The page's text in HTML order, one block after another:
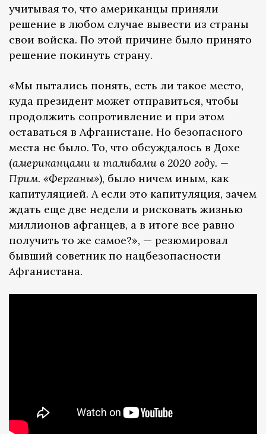
учитывая то, что американцы приняли
решение в любом случае вывести из страны
свои войска. По этой причине было принято
решение покинуть страну.
«Мы пытались понять, есть ли такое место,
куда президент может отправиться, чтобы
продолжить сопротивление и при этом
оставаться в Афганистане. Но безопасного
места не было. То, что обсуждалось в Дохе
(американцами и талибами в 2020 году. —
Прим. «Ферганы»), было ничем иным, как
капитуляцией. А если это капитуляция, зачем
ждать еще две недели и рисковать жизнью
миллионов афганцев, а в итоге все равно
получить то же самое?», — резюмировал
бывший советник по нацбезопасности
Афганистана.